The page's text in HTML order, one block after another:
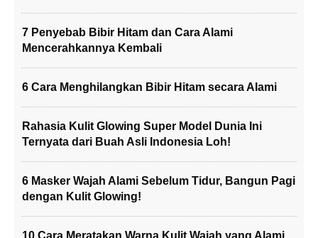
7 Penyebab Bibir Hitam dan Cara Alami
Mencerahkannya Kembali
6 Cara Menghilangkan Bibir Hitam secara Alami
Rahasia Kulit Glowing Super Model Dunia Ini
Ternyata dari Buah Asli Indonesia Loh!
6 Masker Wajah Alami Sebelum Tidur, Bangun Pagi
dengan Kulit Glowing!
10 Cara Meratakan Warna Kulit Wajah yang Alami,